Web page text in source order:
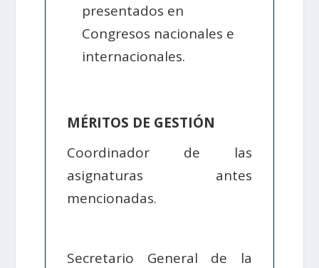
presentados en
Congresos nacionales e
internacionales.
MÉRITOS DE GESTIÓN
Coordinador de las
asignaturas antes
mencionadas.
Secretario General de la